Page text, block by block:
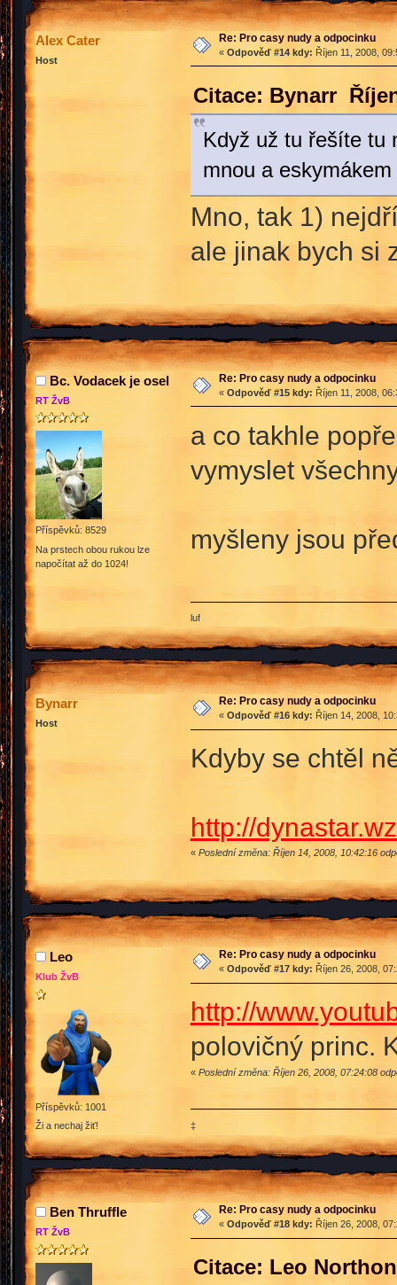
Alex Cater
Host
Re: Pro casy nudy a odpocinku
« Odpověď #14 kdy: Říjen 11, 2008,
Citace: Bynarr
Když už tu řešíte tu
mnou a
Mno, tak 1)
ale jinak bych si
Bc. Vodacek je osel
RT ŽvB
Příspěvků: 8529
Na prstech obou rukou lze
napočítat až do 1024!
Re: Pro casy nudy a odpocinku
« Odpověď #15 kdy: Říjen 11, 2008,
a co takhle
vymyslet
myšleny jsou
luf
Bynarr
Host
Re: Pro casy nudy a odpocinku
« Odpověď #16 kdy: Říjen 14, 2008,
Kdyby se chtěl
http://
« Poslední změna: Říjen 14, 2008, 10:42:16
Leo
Klub ŽvB
Příspěvků: 1001
Ži a nechaj žiť!
Re: Pro casy nudy a odpocinku
« Odpověď #17 kdy: Říjen 26, 2008,
http://
polovičný princ.
« Poslední změna: Říjen 26, 2008, 07:24:08
‡
Ben Thruffle
RT ŽvB
Re: Pro casy nudy a odpocinku
« Odpověď #18 kdy: Říjen 26, 2008,
Citace: Leo